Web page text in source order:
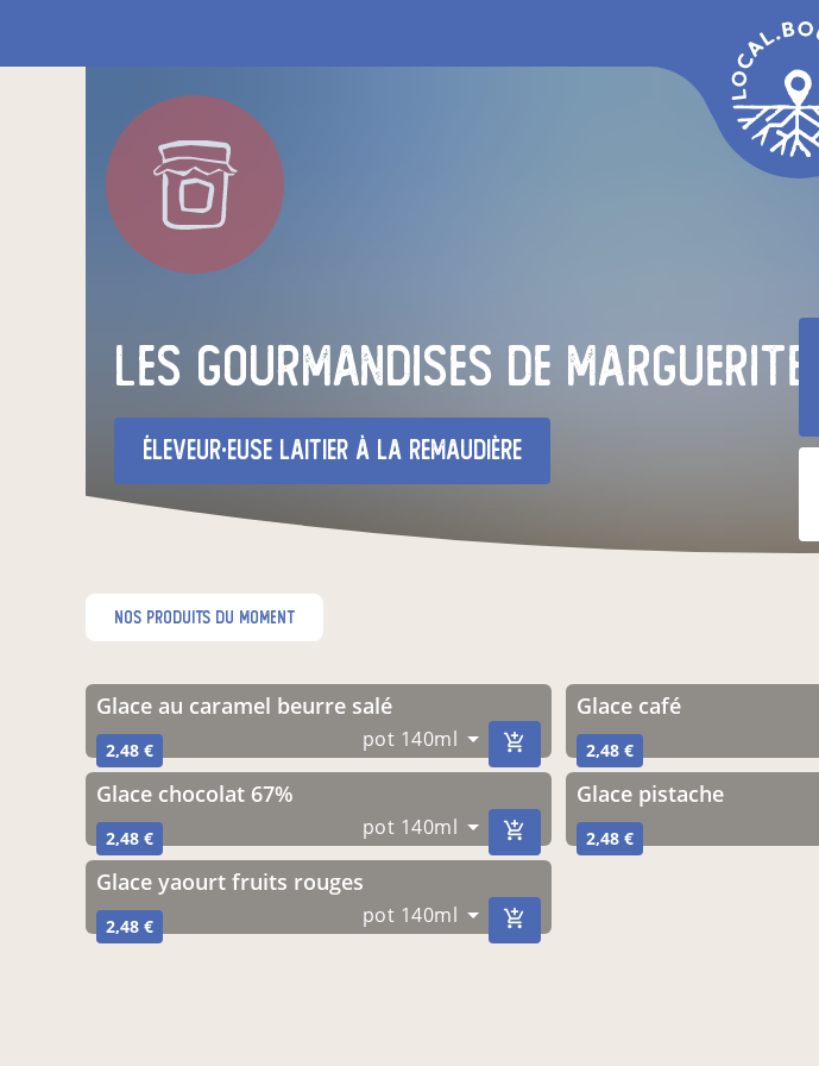
Les Gourmandises de Marguerite
éleveur·euse laitier à La Remaudière
nos produits du moment
Glace au caramel beurre salé
2,48 € pot 140ml
glace café
2,48 €
Glace chocolat 67%
2,48 € pot 140ml
Glace pistache
2,48 €
Glace yaourt fruits rouges
2,48 € pot 140ml